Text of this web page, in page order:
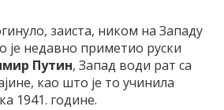
заиста, ником на Западу
је недавно приметио руски
Путин, Запад води рат са
као што је то учинила
1941. године.